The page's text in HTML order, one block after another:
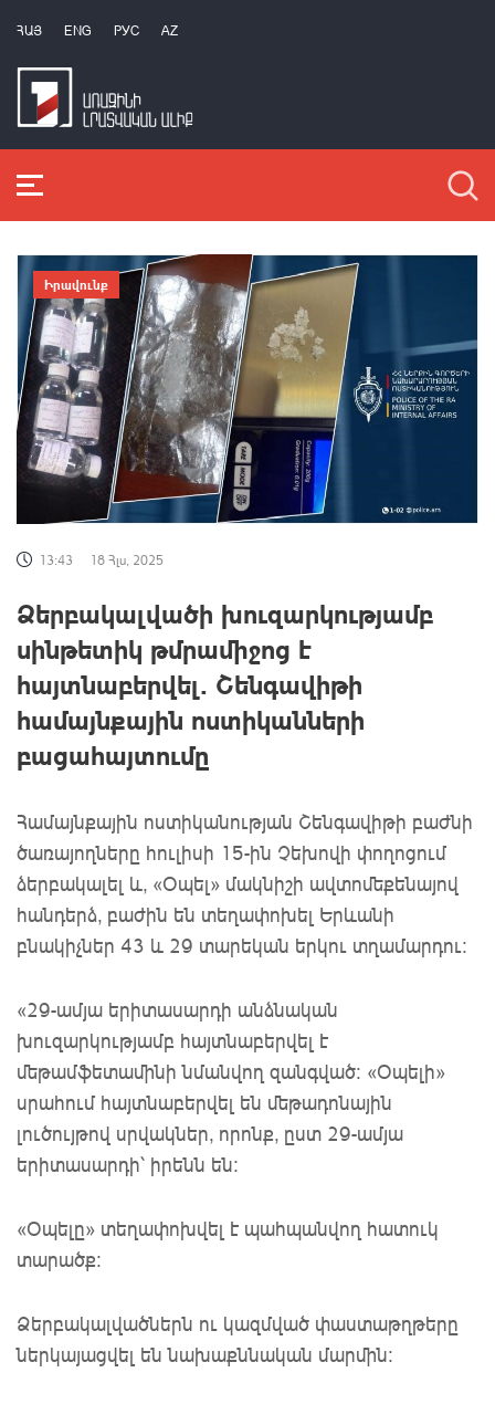
ՀԱՅ ENG РУС AZ
Իրավունք
13:43 18 Հլս, 2025
Ձերբակալվածի խուզարկությամբ
սինթետիկ թմրամիջոց է
հայտնաբերվել․ Շենգավիթի
համայնքային ոստիկանների
բացահայտումը
Համայնքային ոստիկանության Շենգավիթի բաժնի
ծառայողները հուլիսի 15-ին Չեխովի փողոցում
ձերբակալել և, «Օպել» մակնիշի ավտոմեքենայով
հանդերձ, բաժին են տեղափոխել Երևանի
բնակիչներ 43 և 29 տարեկան երկու տղամարդու։
«29-ամյա երիտասարդի անձնական
խուզարկությամբ հայտնաբերվել է
մեթամֆետամինի նմանվող զանգված։ «Օպելի»
սրահում հայտնաբերվել են մեթադոնային
լուծույթով սրվակներ, որոնք, ըստ 29-ամյա
երիտասարդի՝ իրենն են։
«Օպելը» տեղափոխվել է պահպանվող հատուկ
տարածք։
Ձերբակալվածներն ու կազմված փաստաթղթերը
ներկայացվել են նախաքննական մարմին։